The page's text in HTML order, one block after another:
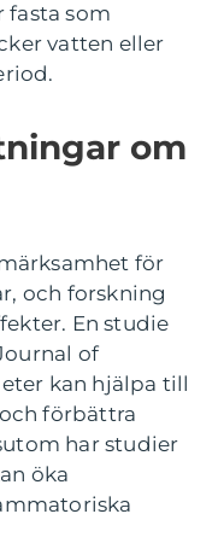
fasta som
vatten eller
om
för
och forskning
En studie
of
kan hjälpa till
förbättra
har studier
öka